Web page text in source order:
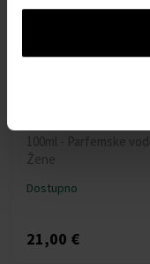
100ml - Parfemske
Žene
Dostupno
21,00 €